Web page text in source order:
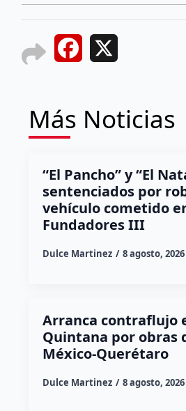
Facebook
Más Noticias
“El Pancho” y “El
sentenciados por
vehículo cometido
Fundadores III
Dulce Martinez 8 agosto, 2026
Arranca contraflujo
Quintana por obras
México-Querétaro
Dulce Martinez 8 agosto, 2026